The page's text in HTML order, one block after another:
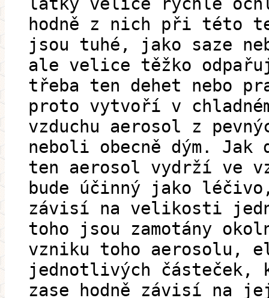
hodně z nich při této
jsou tuhé, jako saze
ale velice těžko
třeba ten dehet nebo
proto vytvoří v
vzduchu aerosol z
neboli obecně dým. Jak
ten aerosol vydrží ve
bude účinný jako
závisí na velikosti
toho jsou zamotány
vzniku toho aerosolu,
jednotlivých částeček,
zase hodně závisí na